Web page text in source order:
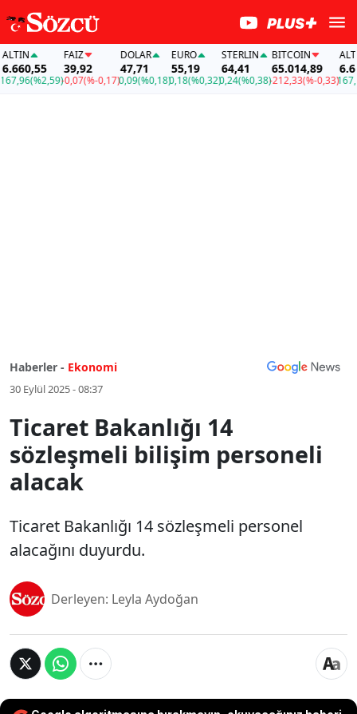
(%2,59)
FAİZ
39,92
-0,07(%-0,17)
DOLAR
47,71
0,09(%0,18)
EURO
55,19
0,18(%0,32)
STERLIN
64,41
0,24(%0,38)
BITCOIN
65.014,89
-212,33(%-0,33)
ALTIN
167,96
Haberler - Ekonomi
30 Eylül 2025 - 08:37
Ticaret Bakanlığı 14
sözleşmeli bilişim personeli
alacak
Ticaret Bakanlığı 14 sözleşmeli personel
alacağını duyurdu.
Derleyen: Leyla Aydoğan